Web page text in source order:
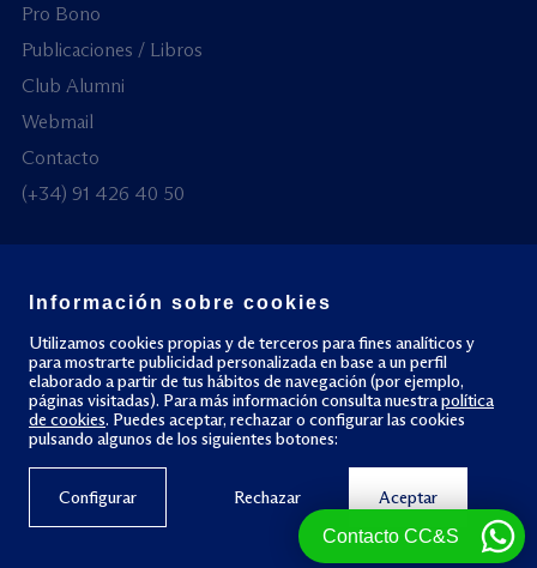
Pro Bono
Publicaciones / Libros
Club Alumni
Webmail
Contacto
(+34) 91 426 40 50
© Todos los derechos reservados
Política de privacidad Política de cookies
Contacto CC&S
Información sobre cookies
Utilizamos cookies propias y de terceros para fines analíticos y
para mostrarte publicidad personalizada en base a un perfil
elaborado a partir de tus hábitos de navegación (por ejemplo,
páginas visitadas). Para más información consulta nuestrapolítica
de cookies. Puedes aceptar, rechazar o configurar las cookies
pulsando algunos de los siguientes botones:
Aceptar
Configurar Rechazar